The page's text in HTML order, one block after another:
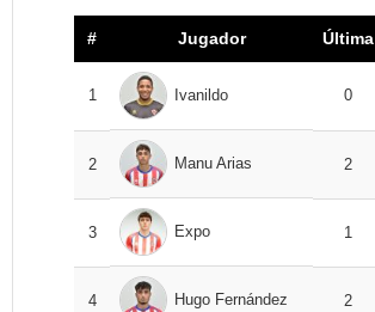
# Jugador Última
1 Ivanildo 0
2 Manu Arias 2
3 Expo 1
4 Hugo Fernández 2